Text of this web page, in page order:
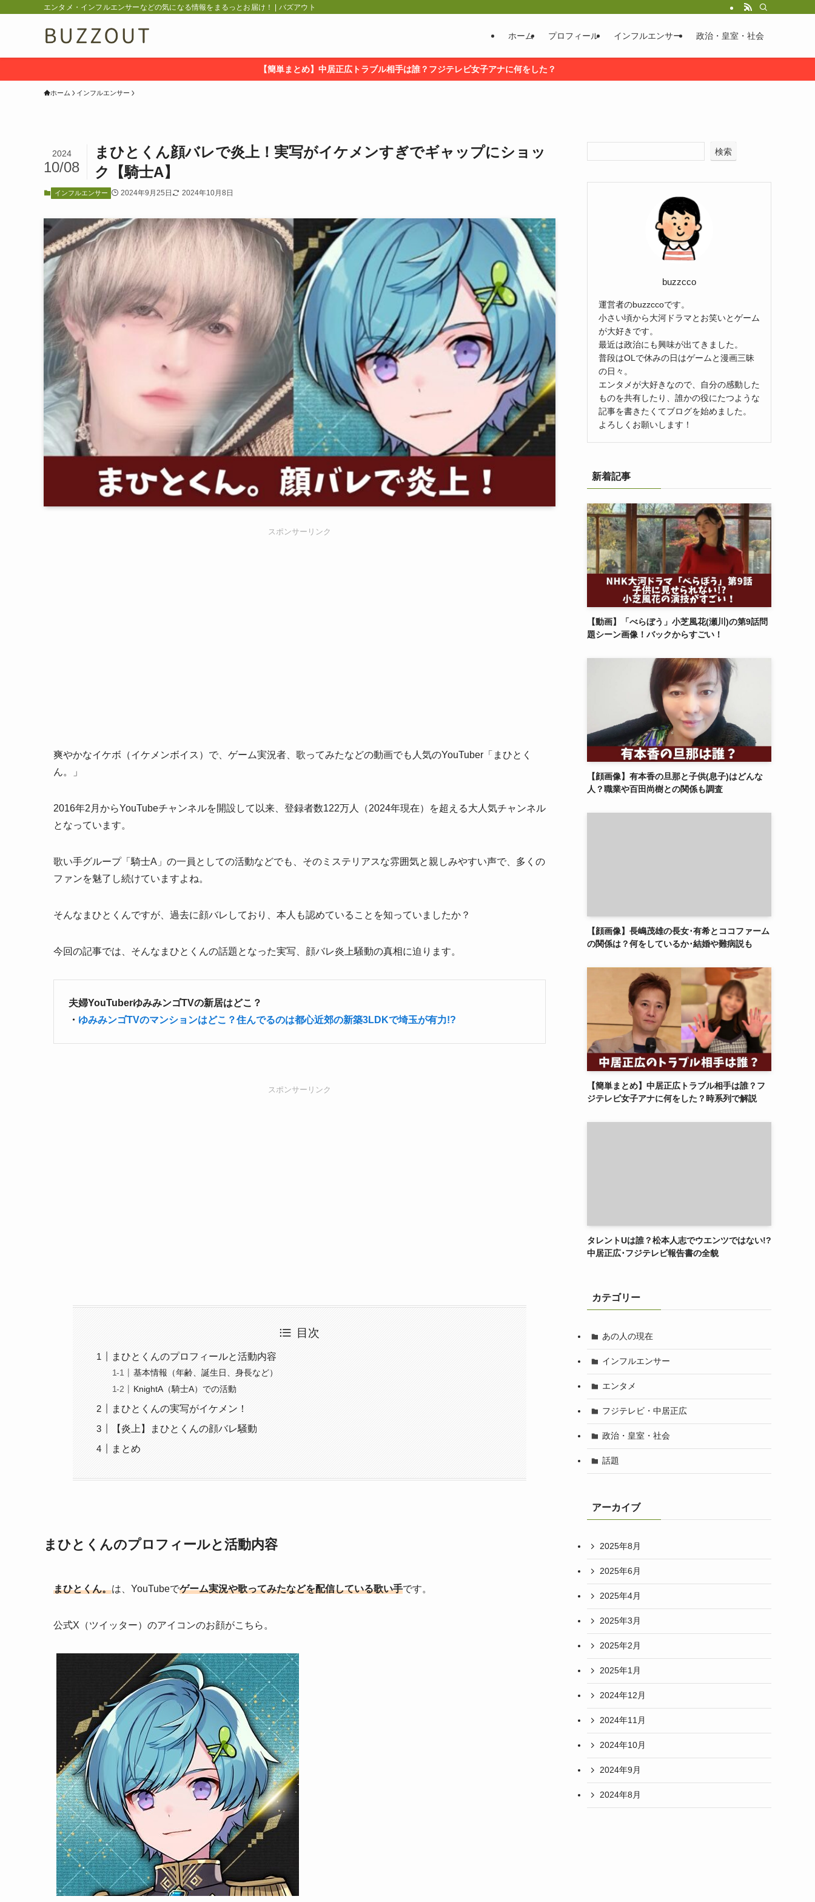
エンタメ・インフルエンサーなどの気になる情報をまるっとお届け！ | バズアウト
ホーム プロフィール インフルエンサー 政治・皇室・社会
【簡単まとめ】中居正広トラブル相手は誰？フジテレビ女子アナに何をした？
ホーム インフルエンサー
まひとくん顔バレで炎上！実写がイケメンすぎでギャップにショッ
ク【騎士A】
2024
10/08
インフルエンサー 2024年9月25日 2024年10月8日
スポンサーリンク
爽やかなイケボ（イケメンボイス）で、ゲーム実況者、歌ってみたなどの動画でも人気のYouTuber「まひとく
ん。」
2016年2月からYouTubeチャンネルを開設して以来、登録者数122万人（2024年現在）を超える大人気チャンネル
となっています。
歌い手グループ「騎士A」の一員としての活動などでも、そのミステリアスな雰囲気と親しみやすい声で、多くの
ファンを魅了し続けていますよね。
そんなまひとくんですが、過去に顔バレしており、本人も認めていることを知っていましたか？
今回の記事では、そんなまひとくんの話題となった実写、顔バレ炎上騒動の真相に迫ります。
夫婦YouTuberゆみみンゴTVの新居はどこ？
・ ゆみみンゴTVのマンションはどこ？住んでるのは都心近郊の新築3LDKで埼玉が有力!?
スポンサーリンク
目次
まひとくんのプロフィールと活動内容
基本情報（年齢、誕生日、身長など）
KnightA（騎士A）での活動
まひとくんの実写がイケメン！
【炎上】まひとくんの顔バレ騒動
まとめ
まひとくんのプロフィールと活動内容
まひとくん。は、YouTubeでゲーム実況や歌ってみたなどを配信している歌い手です。
公式X（ツイッター）のアイコンのお顔がこちら。
検索
buzzcco
運営者のbuzzccoです。
小さい頃から大河ドラマとお笑いとゲーム
が大好きです。
最近は政治にも興味が出てきました。
普段はOLで休みの日はゲームと漫画三昧
の日々。
エンタメが大好きなので、自分の感動した
ものを共有したり、誰かの役にたつような
記事を書きたくてブログを始めました。
よろしくお願いします！
新着記事
【動画】「べらぼう」小芝風花(瀬川)の第9話問
題シーン画像！バックからすごい！
【顔画像】有本香の旦那と子供(息子)はどんな
人？職業や百田尚樹との関係も調査
【顔画像】長嶋茂雄の長女･有希とココファーム
の関係は？何をしているか･結婚や難病説も
【簡単まとめ】中居正広トラブル相手は誰？フ
ジテレビ女子アナに何をした？時系列で解説
タレントUは誰？松本人志でウエンツではない!?
中居正広･フジテレビ報告書の全貌
カテゴリー
あの人の現在
インフルエンサー
エンタメ
フジテレビ・中居正広
政治・皇室・社会
話題
アーカイブ
2025年8月
2025年6月
2025年4月
2025年3月
2025年2月
2025年1月
2024年12月
2024年11月
2024年10月
2024年9月
2024年8月